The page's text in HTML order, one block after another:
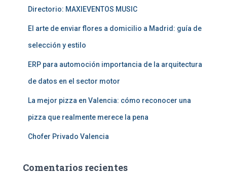
Directorio: MAXIEVENTOS MUSIC
El arte de enviar flores a domicilio a Madrid: guía de
selección y estilo
ERP para automoción importancia de la arquitectura
de datos en el sector motor
La mejor pizza en Valencia: cómo reconocer una
pizza que realmente merece la pena
Chofer Privado Valencia
Comentarios recientes